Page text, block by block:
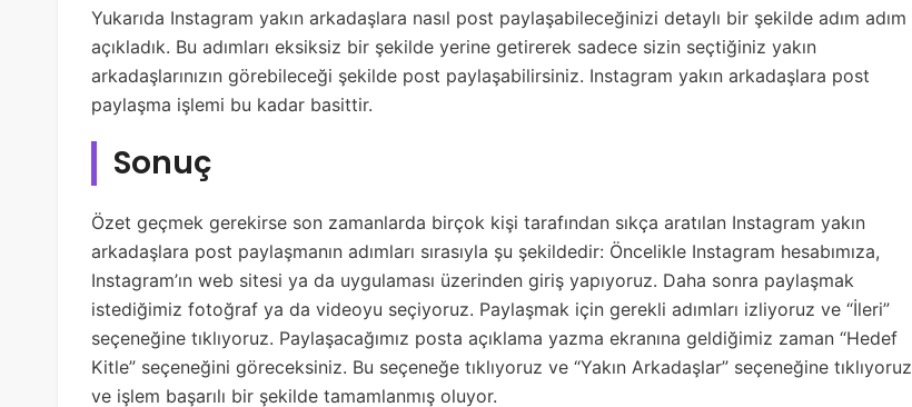
Yukarıda Instagram yakın arkadaşlara nasıl post paylaşabileceğinizi detaylı bir şekilde adım adım
açıkladık. Bu adımları eksiksiz bir şekilde yerine getirerek sadece sizin seçtiğiniz yakın
arkadaşlarınızın görebileceği şekilde post paylaşabilirsiniz. Instagram yakın arkadaşlara post
paylaşma işlemi bu kadar basittir.
Sonuç
Özet geçmek gerekirse son zamanlarda birçok kişi tarafından sıkça aratılan Instagram yakın
arkadaşlara post paylaşmanın adımları sırasıyla şu şekildedir: Öncelikle Instagram hesabımıza,
Instagram’ın web sitesi ya da uygulaması üzerinden giriş yapıyoruz. Daha sonra paylaşmak
istediğimiz fotoğraf ya da videoyu seçiyoruz. Paylaşmak için gerekli adımları izliyoruz ve “İleri”
seçeneğine tıklıyoruz. Paylaşacağımız posta açıklama yazma ekranına geldiğimiz zaman “Hedef
Kitle” seçeneğini göreceksiniz. Bu seçeneğe tıklıyoruz ve “Yakın Arkadaşlar” seçeneğine tıklıyoruz
ve işlem başarılı bir şekilde tamamlanmış oluyor.